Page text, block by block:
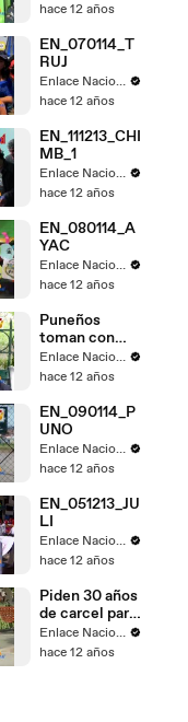
hace 12 años
EN_070114_T
RUJ
Enlace Nacional
hace 12 años
EN_111213_CHI
MB_1
Enlace Nacional
hace 12 años
EN_080114_A
YAC
Enlace Nacional
hace 12 años
Puneños
toman con
calma fallo de
La Haya
Enlace Nacional
hace 12 años
EN_090114_P
UNO
Enlace Nacional
hace 12 años
EN_051213_JU
LI
Enlace Nacional
hace 12 años
Piden 30 años
de carcel para
Gregorio
Santos
Enlace Nacional
hace 12 años